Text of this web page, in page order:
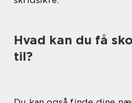
Hvad kan du få
til?